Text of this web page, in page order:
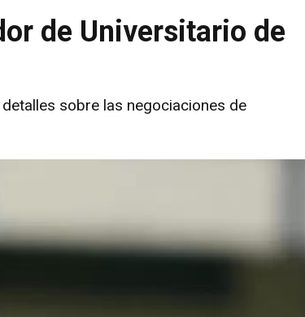
de Universitario de
sobre las negociaciones de